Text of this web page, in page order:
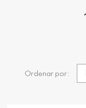
Ordenar por: